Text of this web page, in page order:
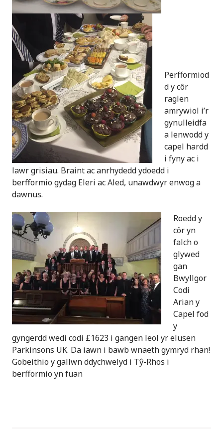
Perfformiod
d y côr
raglen
amrywiol i’r
gynulleidfa
a lenwodd y
capel hardd
i fyny ac i
lawr grisiau. Braint ac anrhydedd ydoedd i
berfformio gydag Eleri ac Aled, unawdwyr enwog a
dawnus.
Roedd y
côr yn
falch o
glywed
gan
Bwyllgor
Codi
Arian y
Capel fod
y
gyngerdd wedi codi £1623 i gangen leol yr elusen
Parkinsons UK. Da iawn i bawb wnaeth gymryd rhan!
Gobeithio y gallwn ddychwelyd i Tŷ-Rhos i
berfformio yn fuan